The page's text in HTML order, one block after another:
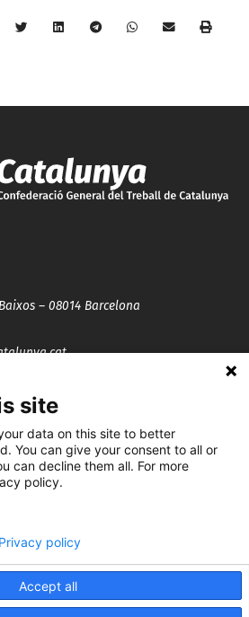
– 08014 Barcelona
site
data on this site to better
You can give your consent to all or
can decline them all. For more
policy.
Accept all
Privacy policy